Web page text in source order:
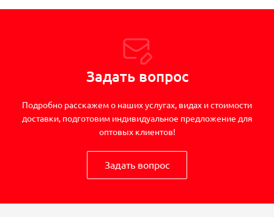
Задать вопрос
Подробно расскажем о наших услугах, видах и стоимости
доставки, подготовим индивидуальное предложение для
оптовых клиентов!
Задать вопрос